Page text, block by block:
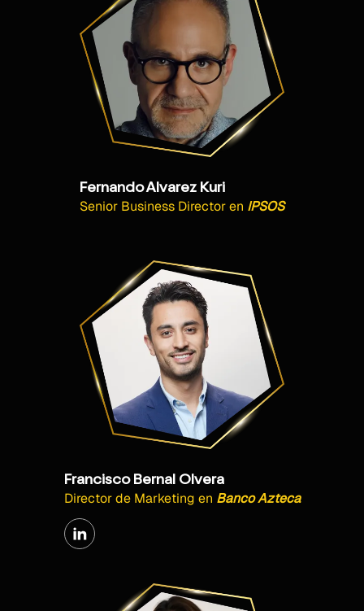
Fernando Alvarez Kuri
Senior Business Directoren IPSOS
Francisco Bernal Olvera
Director de Marketing en Banco Azteca